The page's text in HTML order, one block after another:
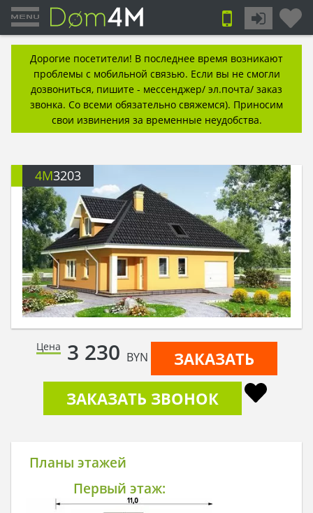
Дорогие посетители! В последнее время возникают
проблемы с мобильной связью. Если вы не смогли
дозвониться, пишите - мессенджер/ эл.почта/ заказ
звонка. Со всеми обязательно свяжемся). Приносим
свои извинения за временные неудобства.
4M3203
Цена 3 230 BYN
ЗАКАЗАТЬ
ЗАКАЗАТЬ ЗВОНОК
Планы этажей
Первый этаж: